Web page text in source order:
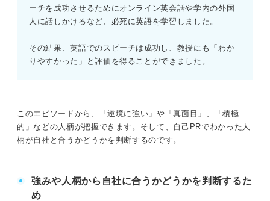
ーチを成功させるためにオンライン英会話や学内の外国
人に話しかけるなど、必死に英語を学習しました。
その結果、英語でのスピーチは成功し、教授にも「わか
りやすかった」と評価を得ることができました。
このエピソードから、「逆境に強い」や「真面目」、「積極
的」などの人柄が把握できます。そして、自己PRでわかった人
柄が自社と合うかどうかを判断するのです。
強みや人柄から自社に合うかどうかを判断するた
め